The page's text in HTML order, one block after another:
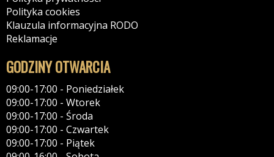
Polityka cookies
Klauzula informacyjna RODO
Reklamacje
GODZINY OTWARCIA
09:00-17:00 - Poniedziałek
09:00-17:00 - Wtorek
09:00-17:00 - Środa
09:00-17:00 - Czwartek
09:00-17:00 - Piątek